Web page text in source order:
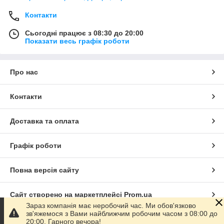
Контакти
Сьогодні працює з 08:30 до 20:00
Показати весь графік роботи
Про нас
Контакти
Доставка та оплата
Графік роботи
Повна версія сайту
Сайт створено на маркетплейсі Prom.ua
Політика конфіденційності
Зараз компанія має неробочий час. Ми обов'язково
зв'яжемося з Вами найближчим робочим часом з 08:00 до
20:00. Гарного вечора!